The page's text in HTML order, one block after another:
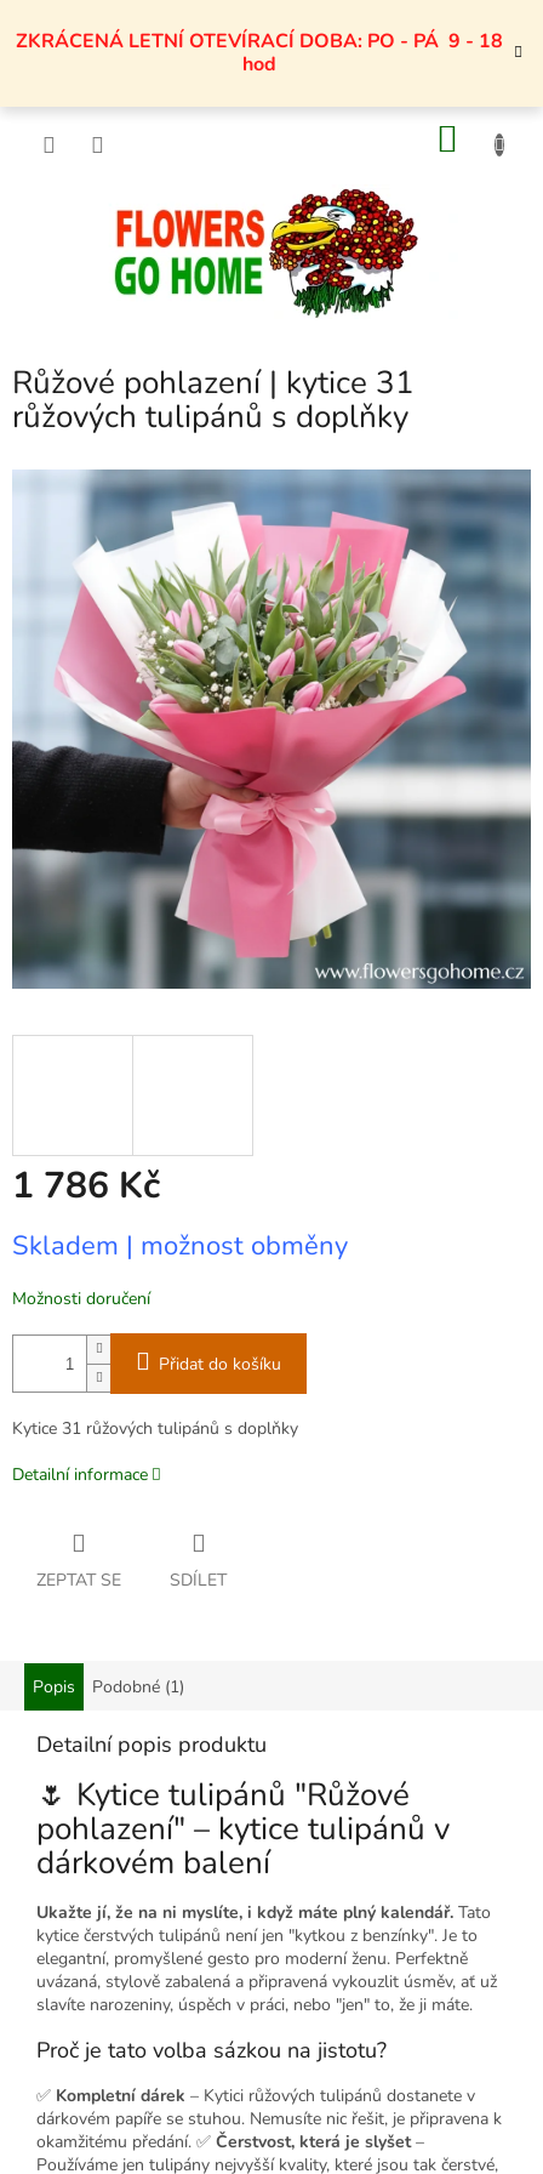
naZKRÁCENÁ LETNÍ OTEVÍRACÍ DOBA: PO - PÁ 9 - 18
hod
Růžové pohlazení | kytice 31
růžových tulipánů s doplňky
1 786 Kč
cena:
Skladem | možnost obměny
Možnosti doručení
Přidat do košíku
Kytice 31 růžových tulipánů s doplňky
Detailní informace
ZEPTAT SE SDÍLET
Popis Podobné (1)
Detailní popis produktu
🌷 Kytice tulipánů "Růžové
pohlazení" – kytice tulipánů v
dárkovém balení
Ukažte jí, že na ni myslíte, i když máte plný kalendář. Tato
kytice čerstvých tulipánů není jen "kytkou z benzínky". Je to
elegantní, promyšlené gesto pro moderní ženu. Perfektně
uvázaná, stylově zabalená a připravená vykouzlit úsměv, ať už
slavíte narozeniny, úspěch v práci, nebo "jen" to, že ji máte.
Proč je tato volba sázkou na jistotu?
✅ Kompletní dárek – Kytici růžových tulipánů dostanete v
dárkovém papíře se stuhou. Nemusíte nic řešit, je připravena k
okamžitému předání. ✅ Čerstvost, která je slyšet –
Používáme jen tulipány nejvyšší kvality, které jsou tak čerstvé,